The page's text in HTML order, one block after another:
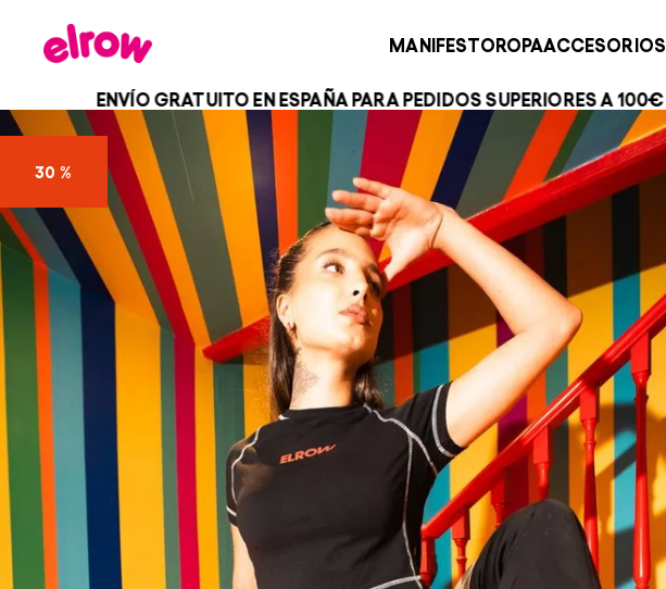
MANIFESTOROPAACCESORIOS
EN ESPAÑA PARA PEDIDOS SUPERIORES A 100€
30 %